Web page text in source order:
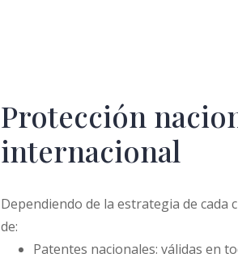
Protección
internacional
Dependiendo de la estrategia de cada
de:
Patentes nacionales: válidas en